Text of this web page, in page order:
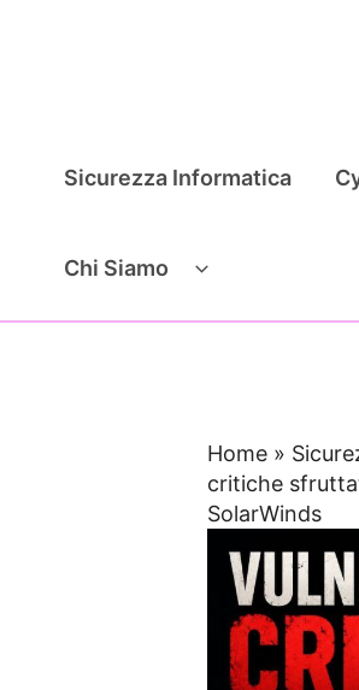
Sicurezza Informatica
Chi Siamo
Home »
critiche
SolarWinds